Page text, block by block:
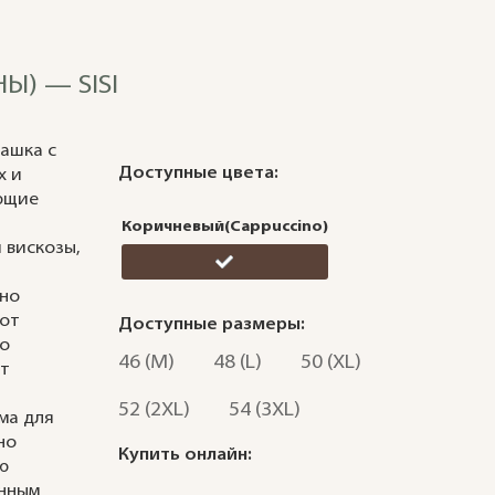
— SISI
с
и
вискозы,
для
Доступные цвета:
Коричневый(Cappuccino)
Доступные размеры:
46 (M) 48 (L) 50 (XL)
52 (2XL) 54 (3XL)
Купить онлайн: